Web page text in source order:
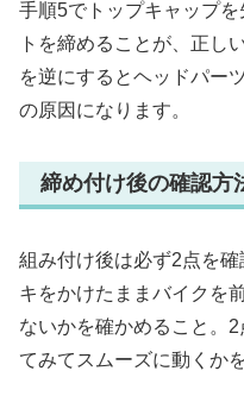
手順5でトップキャップ
トを締めることが、正し
を逆にするとヘッドパー
の原因になります。
締め付け後の確認方
組み付け後は必ず2点を
キをかけたままバイクを
ないかを確かめること。
てみてスムーズに動くか